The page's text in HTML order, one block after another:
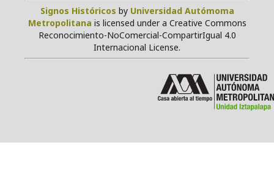
Signos Históricos by Universidad Autómoma
Metropolitana is licensed under a Creative Commons
Reconocimiento-NoComercial-CompartirIgual 4.0
Internacional License.